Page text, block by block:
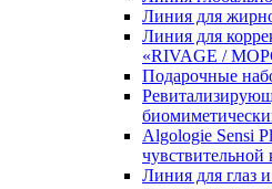
Линия для
Линия для
«RIVAGE /
Подарочные
Algologie Sensi
Линия для глаз